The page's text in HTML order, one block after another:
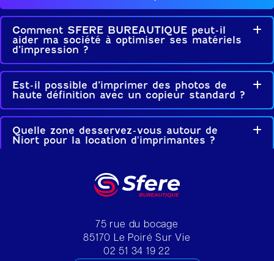
Comment SFERE BUREAUTIQUE peut-il
aider ma société à optimiser ses matériels
d’impression ?
Est-il possible d’imprimer des photos de
haute définition avec un copieur standard ?
Quelle zone desservez-vous autour de
Niort pour la location d'imprimantes ?
75 rue du bocage
85170 Le Poiré Sur Vie
02 51 34 19 22